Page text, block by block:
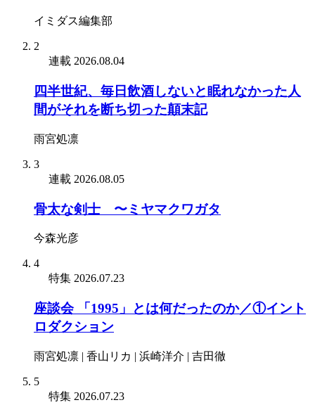
イミダス編集部
2
連載 2026.08.04
四半世紀、毎日飲酒しないと眠れなかった人
間がそれを断ち切った顛末記
雨宮処凛
3
連載 2026.08.05
骨太な剣士 〜ミヤマクワガタ
今森光彦
4
特集 2026.07.23
座談会 「1995」とは何だったのか／①イント
ロダクション
雨宮処凛 | 香山リカ | 浜崎洋介 | 吉田徹
5
特集 2026.07.23